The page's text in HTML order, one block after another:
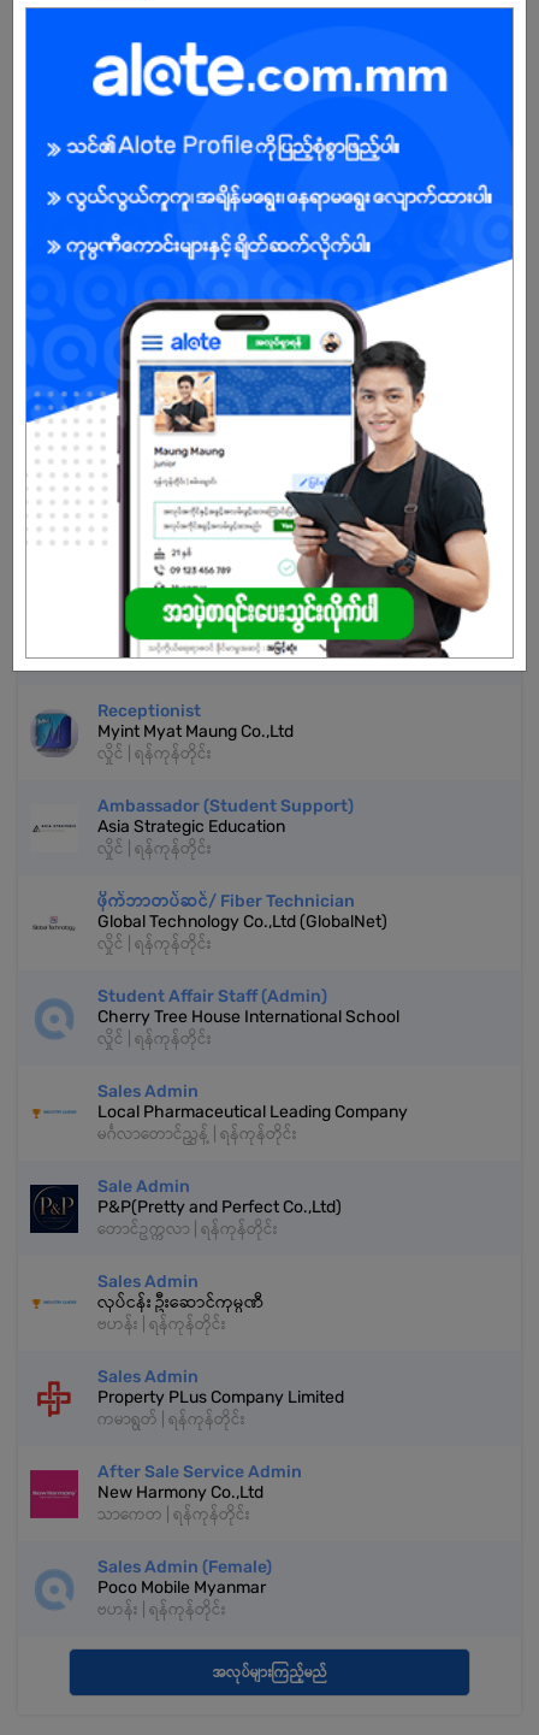
အခွင့်အရေးရှိသူ : ကျား/မ
သက်တမ်းကုန်သွားပါပြီ
အကောင့်မရှိသေးဘူးလား?
မှတ်ပုံတင်မယ်
နောက်ထပ်အလားတူအလုပ်များ
Sales Admin
ABC Beauty Co.,Ltd. (Bella Cosmetics)
လှိုင် | ရန်ကုန်တိုင်း
Service Advisor
Myint Myat Maung Co.,Ltd
လှိုင် | ရန်ကုန်တိုင်း
Receptionist
Myint Myat Maung Co.,Ltd
လှိုင် | ရန်ကုန်တိုင်း
Ambassador (Student Support)
Asia Strategic Education
လှိုင် | ရန်ကုန်တိုင်း
ဖိုက်ဘာတပ်ဆင်/ Fiber Technician
Global Technology Co.,Ltd (GlobalNet)
လှိုင် | ရန်ကုန်တိုင်း
Student Affair Staff (Admin)
Cherry Tree House International School
လှိုင် | ရန်ကုန်တိုင်း
Sales Admin
Local Pharmaceutical Leading Company
မင်္ဂလာတောင်ညွှန့် | ရန်ကုန်တိုင်း
Sale Admin
P&P(Pretty and Perfect Co.,Ltd)
တောင်ဥက္ကလာ | ရန်ကုန်တိုင်း
Sales Admin
လုပ်ငန်း ဦးဆောင်ကုမ္ပဏီ
ဗဟန်း | ရန်ကုန်တိုင်း
Sales Admin
Property PLus Company Limited
ကမာရွတ် | ရန်ကုန်တိုင်း
After Sale Service Admin
New Harmony Co.,Ltd
သာကေတ | ရန်ကုန်တိုင်း
Sales Admin (Female)
Poco Mobile Myanmar
ဗဟန်း | ရန်ကုန်တိုင်း
အလုပ်များကြည့်မည်